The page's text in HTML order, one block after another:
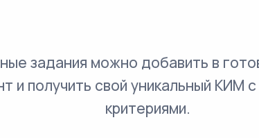
задания можно добавить в
и получить свой уникальный КИМ
критериями.